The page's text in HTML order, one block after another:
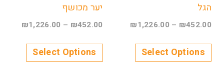
הגל
₪452.00
–
₪1,226.00
Select Options
יער מכושף
₪452.00
–
₪1,226.00
Select Options